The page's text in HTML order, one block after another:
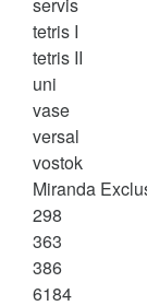
tetris I
tetris II
uni
vase
versal
vostok
Miranda
298
363
386
6184